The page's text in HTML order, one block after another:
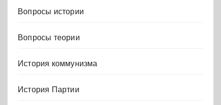
Вопросы истории
Вопросы теории
История коммунизма
История Партии